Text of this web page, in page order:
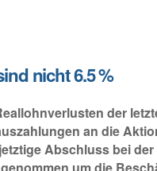
nicht 6.5 %
der
an die
Abschluss bei der
um die